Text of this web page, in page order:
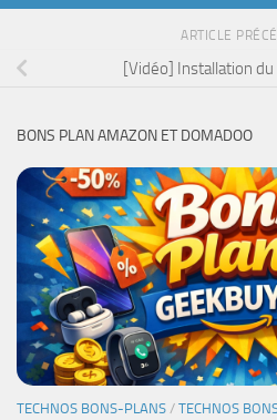
ARTICLE
[Vidéo] Installation
BONS PLAN AMAZON ET DOMADOO
TECHNOS BONS-PLANS / TECHNOS